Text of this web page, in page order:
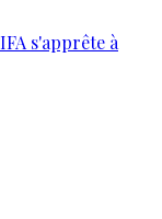
s'apprête à